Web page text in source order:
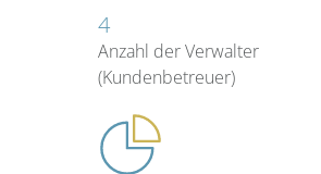
4
Anzahl der Verwalter
(Kundenbetreuer)